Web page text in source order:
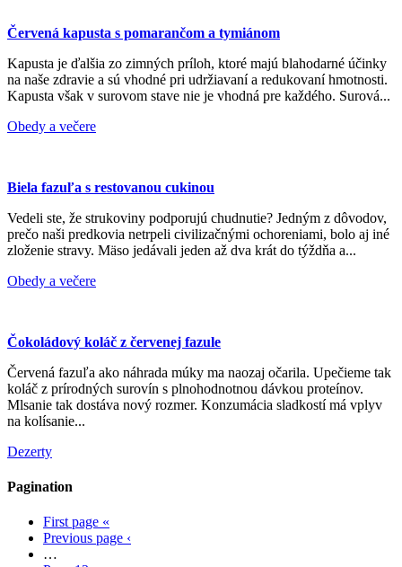
Červená kapusta s pomarančom a tymiánom
Kapusta je ďalšia zo zimných príloh, ktoré majú blahodarné účinky
na naše zdravie a sú vhodné pri udržiavaní a redukovaní hmotnosti.
Kapusta však v surovom stave nie je vhodná pre každého. Surová...
Obedy a večere
Biela fazuľa s restovanou cukinou
Vedeli ste, že strukoviny podporujú chudnutie? Jedným z dôvodov,
prečo naši predkovia netrpeli civilizačnými ochoreniami, bolo aj iné
zloženie stravy. Mäso jedávali jeden až dva krát do týždňa a...
Obedy a večere
Čokoládový koláč z červenej fazule
Červená fazuľa ako náhrada múky ma naozaj očarila. Upečieme tak
koláč z prírodných surovín s plnohodnotnou dávkou proteínov.
Mlsanie tak dostáva nový rozmer. Konzumácia sladkostí má vplyv
na kolísanie...
Dezerty
Pagination
First page «
Previous page ‹
…